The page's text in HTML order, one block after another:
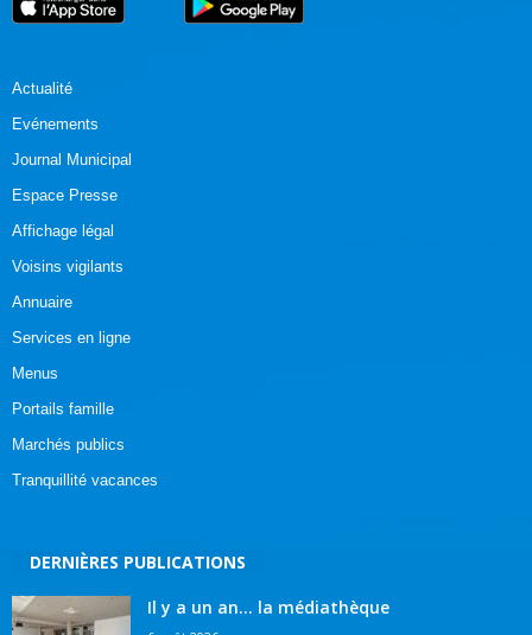
Actualité
Evénements
Journal Municipal
Espace Presse
Affichage légal
Voisins vigilants
Annuaire
Services en ligne
Menus
Portails famille
Marchés publics
Tranquillité vacances
DERNIÈRES PUBLICATIONS
Il y a un an… la médiathèque